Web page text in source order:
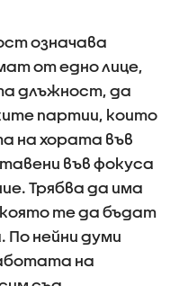
означава
от едно лице,
длъжност, да
партии, които
на хората във
във фокуса
Трябва да има
те да бъдат
По нейни думи
на